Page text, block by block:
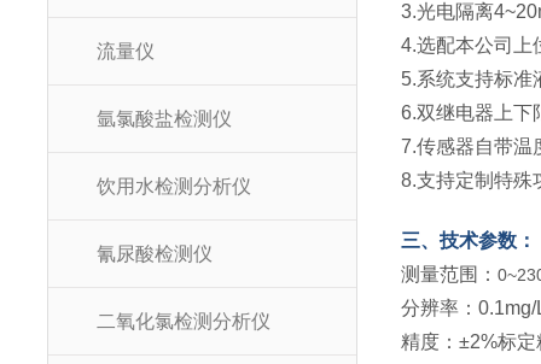
流量仪
氩氯酸盐检测仪
饮用水检测分析仪
氰尿酸检测仪
二氧化氯检测分析仪
3.光电隔离
4.选配本公司上
5.系统支持标准
6.双继电器上下
7.传感器自带温
8.支持定制特殊
三、技术参数：
测量范围：
分辨率：0.1mg/
精度：±2%标定